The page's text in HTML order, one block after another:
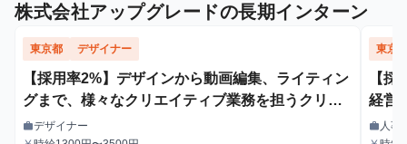
株式会社アップグレードの長期インターン
東京都 デザイナー
【採用率2%】デザインから動画編集、ライティン
グまで、様々なクリエイティブ業務を担うクリエ
イティブデザイナー - 文理/学歴不問
職種
workデザイナー
東京
【
経営
職種
work 人事